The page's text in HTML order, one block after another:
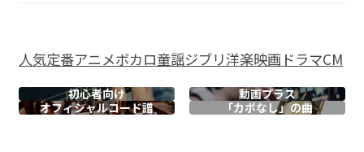
人気定番アニメボカロ童謡ジブリ洋楽映画ドラマCM
初心者向け
動画プラス
オフィシャルコード譜 「カポなし」の曲